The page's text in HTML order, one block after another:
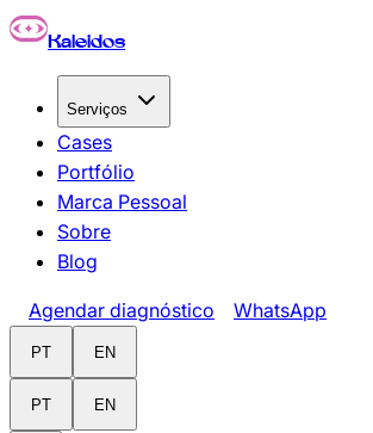
Pular para o conteúdo principal
Kaleidos
Serviços
Cases
Portfólio
Marca Pessoal
Sobre
Blog
Agendar diagnóstico WhatsApp
PT EN
PT EN